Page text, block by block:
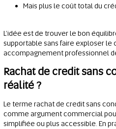
Mais plus le coût total du
L’idée est de trouver le bon
supportable sans faire exploser le
accompagnement professionnel
Rachat de credit sans
réalité ?
Le terme rachat de credit sans
comme argument commercial
simplifiée ou plus accessible. En